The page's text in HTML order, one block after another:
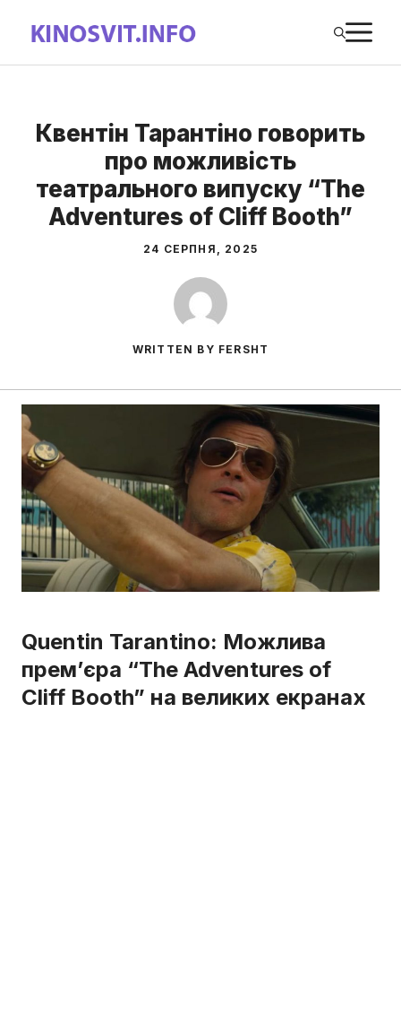
вмісту
Квентін Тарантіно говорить
про можливість
театрального випуску “The
Adventures of Cliff Booth”
24 СЕРПНЯ, 2025
WRITTEN BY FERSHT
Quentin Tarantino: Можлива
прем’єра “The Adventures of
Cliff Booth” на великих екранах